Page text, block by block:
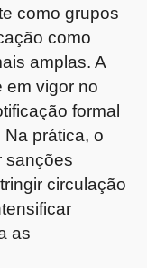
como grupos
como
amplas. A
em vigor no
formal
prática, o
sanções
circulação
as